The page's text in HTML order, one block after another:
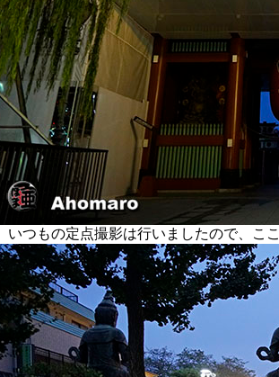
いつもの定点撮影は行いましたので、こ